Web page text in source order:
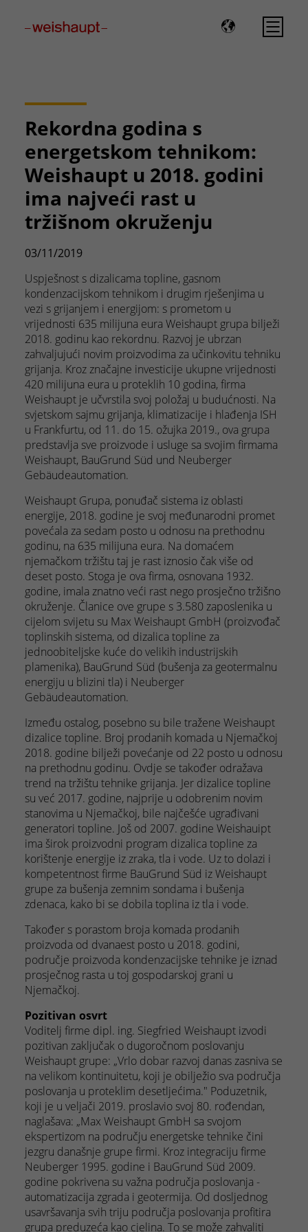
Rekordna godina s
energetskom tehnikom:
Weishaupt u 2018. godini
ima najveći rast u
tržišnom okruženju
03/11/2019
Uspješnost s dizalicama topline, gasnom
kondenzacijskom tehnikom i drugim rješenjima u
vezi s grijanjem i energijom: s prometom u
vrijednosti 635 milijuna eura Weishaupt grupa bilježi
2018. godinu kao rekordnu. Razvoj je ubrzan
zahvaljujući novim proizvodima za učinkovitu tehniku
grijanja. Kroz značajne investicije ukupne vrijednosti
420 milijuna eura u proteklih 10 godina, firma
Weishaupt je učvrstila svoj položaj u budućnosti. Na
svjetskom sajmu grijanja, klimatizacije i hlađenja ISH
u Frankfurtu, od 11. do 15. ožujka 2019., ova grupa
predstavlja sve proizvode i usluge sa svojim firmama
Weishaupt, BauGrund Süd und Neuberger
Gebäudeautomation.
Weishaupt Grupa, ponuđač sistema iz oblasti
energije, 2018. godine je svoj međunarodni promet
povećala za sedam posto u odnosu na prethodnu
godinu, na 635 milijuna eura. Na domaćem
njemačkom tržištu taj je rast iznosio čak više od
deset posto. Stoga je ova firma, osnovana 1932.
godine, imala znatno veći rast nego prosječno tržišno
okruženje. Članice ove grupe s 3.580 zaposlenika u
cijelom svijetu su Max Weishaupt GmbH (proizvođač
toplinskih sistema, od dizalica topline za
jednoobiteljske kuće do velikih industrijskih
plamenika), BauGrund Süd (bušenja za geotermalnu
energiju u blizini tla) i Neuberger
Gebäudeautomation.
Između ostalog, posebno su bile tražene Weishaupt
dizalice topline. Broj prodanih komada u Njemačkoj
2018. godine bilježi povećanje od 22 posto u odnosu
na prethodnu godinu. Ovdje se također odražava
trend na tržištu tehnike grijanja. Jer dizalice topline
su već 2017. godine, najprije u odobrenim novim
stanovima u Njemačkoj, bile najčešće ugrađivani
generatori topline. Još od 2007. godine Weishauipt
ima širok proizvodni program dizalica topline za
korištenje energije iz zraka, tla i vode. Uz to dolazi i
kompetentnost firme BauGrund Süd iz Weishaupt
grupe za bušenja zemnim sondama i bušenja
zdenaca, kako bi se dobila toplina iz tla i vode.
Također s porastom broja komada prodanih
proizvoda od dvanaest posto u 2018. godini,
područje proizvoda kondenzacijske tehnike je iznad
prosječnog rasta u toj gospodarskoj grani u
Njemačkoj.
Pozitivan osvrt
Voditelj firme dipl. ing. Siegfried Weishaupt izvodi
pozitivan zaključak o dugoročnom poslovanju
Weishaupt grupe: „Vrlo dobar razvoj danas zasniva se
na velikom kontinuitetu, koji je obilježio sva područja
poslovanja u proteklim desetljećima." Poduzetnik,
koji je u veljači 2019. proslavio svoj 80. rođendan,
naglašava: „Max Weishaupt GmbH sa svojom
ekspertizom na području energetske tehnike čini
jezgru današnje grupe firmi. Kroz integraciju firme
Neuberger 1995. godine i BauGrund Süd 2009.
godine pokrivena su važna područja poslovanja -
automatizacija zgrada i geotermija. Od dosljednog
usavršavanja svih triju područja poslovanja profitira
grupa preduzeća kao cjelina. To se može zahvaliti